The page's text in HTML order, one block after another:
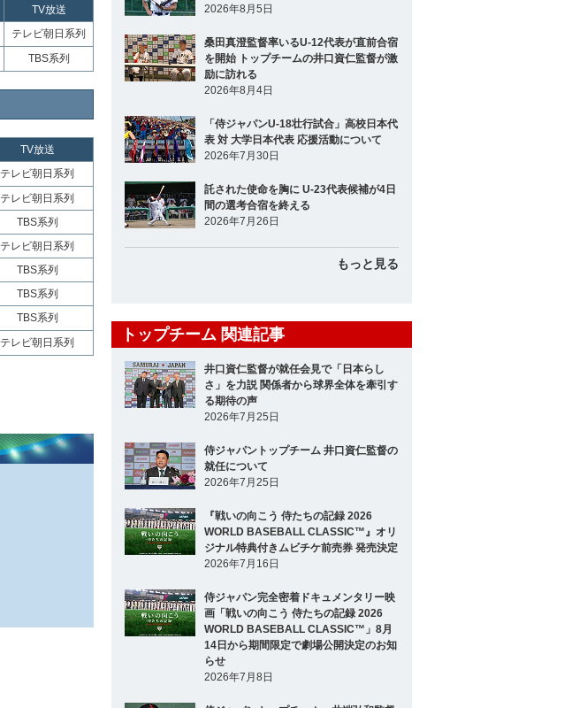
TV放送
テレビ朝日系列
TBS系列
TV放送
テレビ朝日系列
テレビ朝日系列
TBS系列
テレビ朝日系列
TBS系列
TBS系列
TBS系列
テレビ朝日系列
2026年8月5日
桑田真澄監督率いるU-12代表が直前合宿
を開始 トップチームの井口資仁監督が激
励に訪れる
2026年8月4日
「侍ジャパンU-18壮行試合」高校日本代
表 対 大学日本代表 応援活動について
2026年7月30日
託された使命を胸に U-23代表候補が4日
間の選考合宿を終える
2026年7月26日
もっと見る
トップチーム 関連記事
井口資仁監督が就任会見で「日本らし
さ」を力説 関係者から球界全体を牽引す
る期待の声
2026年7月25日
侍ジャパントップチーム 井口資仁監督の
就任について
2026年7月25日
『戦いの向こう 侍たちの記録 2026
WORLD BASEBALL CLASSIC™』オリ
ジナル特典付きムビチケ前売券 発売決定
2026年7月16日
侍ジャパン完全密着ドキュメンタリー映
画「戦いの向こう 侍たちの記録 2026
WORLD BASEBALL CLASSIC™」8月
14日から期間限定で劇場公開決定のお知
らせ
2026年7月8日